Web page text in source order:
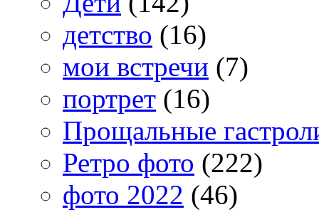
детство (16)
мои встречи (7)
портрет (16)
Прощальные
Ретро фото (222)
фото 2022 (46)